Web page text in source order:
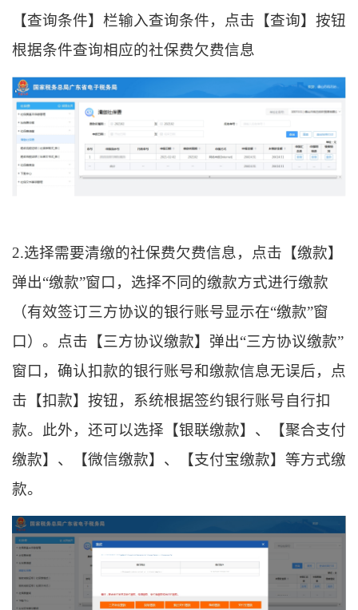
【查询条件】栏输入查询条件，点击【查询】按钮
根据条件查询相应的社保费欠费信息
2.选择需要清缴的社保费欠费信息，点击【缴款】
弹出“缴款”窗口，选择不同的缴款方式进行缴款
（有效签订三方协议的银行账号显示在“缴款”窗
口）。点击【三方协议缴款】弹出“三方协议缴款”
窗口，确认扣款的银行账号和缴款信息无误后，点
击【扣款】按钮，系统根据签约银行账号自行扣
款。此外，还可以选择【银联缴款】、【聚合支付
缴款】、【微信缴款】、【支付宝缴款】等方式缴
款。